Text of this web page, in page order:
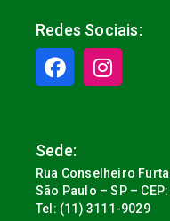
Redes Sociais:
Sede:
Rua Conselheiro
São Paulo – SP –
Tel: (11) 3111-9029